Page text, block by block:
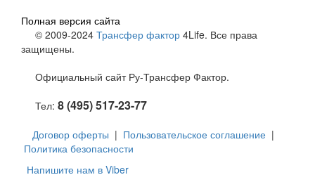
Полная версия сайта
© 2009-2024 Трансфер фактор 4Life. Все права
защищены.
Официальный сайт Ру-Трансфер Фактор.
Тел: 8 (495) 517-23-77
Договор оферты | Пользовательское соглашение |
Политика безопасности
Напишите нам в Viber